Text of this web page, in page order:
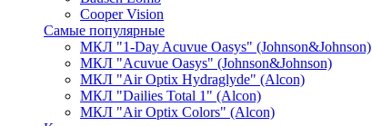
Cooper Vision
Самые популярные
МКЛ "1-Day Acuvue Oasys" (Johnson&Johnson)
МКЛ "Acuvue Oasys" (Johnson&Johnson)
МКЛ "Air Optix Hydraglyde" (Alcon)
МКЛ "Dailies Total 1" (Alcon)
МКЛ "Air Optix Colors" (Alcon)